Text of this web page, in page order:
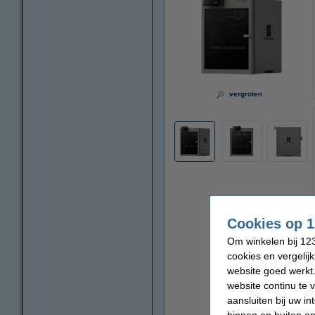
vergroten
Cookies op
Om winkelen bij
cookies en
website goed
website continu te
aansluiten bij uw